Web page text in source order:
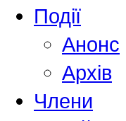
Події
Анонс
Архів
Члени